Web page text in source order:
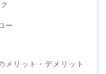
ー
メリット・デメリット